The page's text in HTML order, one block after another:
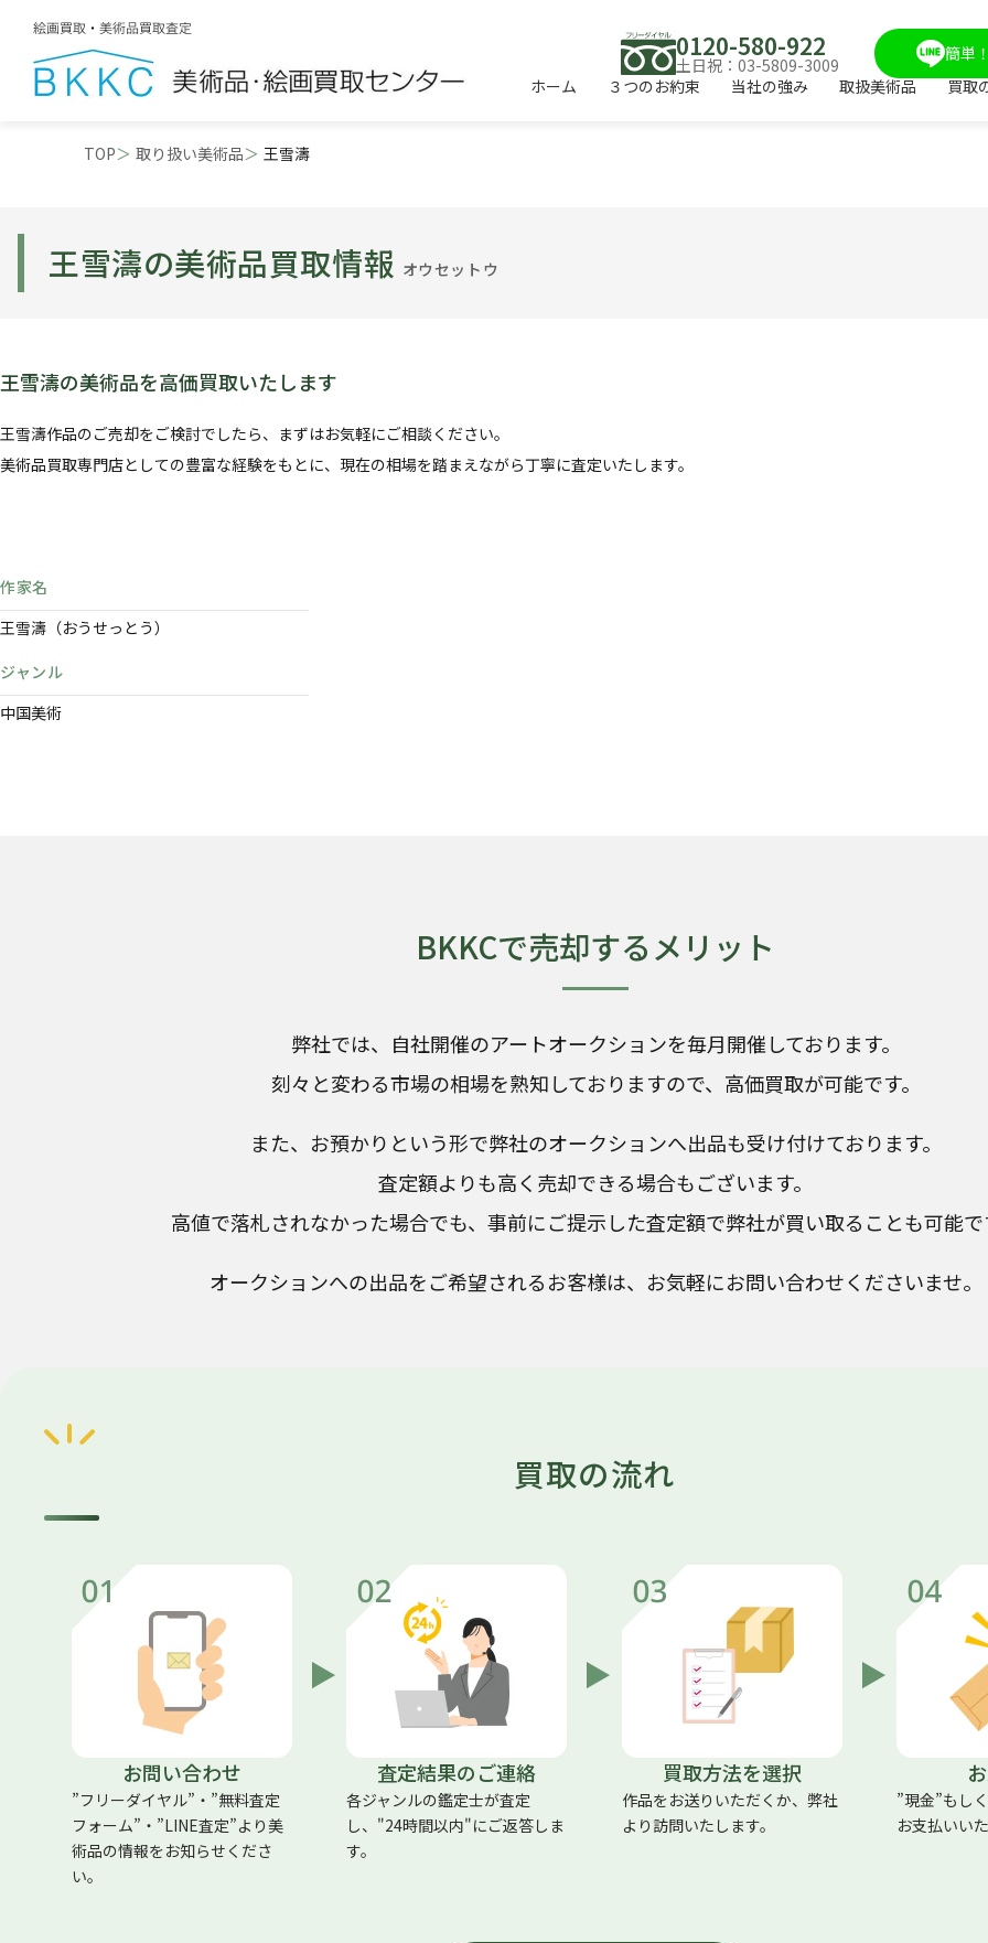
0120-580-922
土日祝：03-5809-3009
簡単
ホーム
３つのお約束 当社の強み 取扱美術品 買取
TOP 取り扱い美術品 王雪濤
王雪濤の美術品買取情報 オウセットウ
王雪濤の美術品を高価買取いたします
王雪濤作品のご売却をご検討でしたら、まずはお気軽にご相談ください。
美術品買取専門店としての豊富な経験をもとに、現在の相場を踏まえながら丁寧に査定いたします。
作家名
王雪濤（おうせっとう）
ジャンル
中国美術
BKKCで売却するメリット
弊社では、自社開催のアートオークションを毎月開催しております。
刻々と変わる市場の相場を熟知しておりますので、高価買取が可能です。
また、お預かりという形で弊社のオークションへ出品も受け付けております。
査定額よりも高く売却できる場合もございます。
高値で落札されなかった場合でも、事前にご提示した査定額で弊社が買い取ることも可能で
オークションへの出品をご希望されるお客様は、お気軽にお問い合わせくださいませ。
買取の流れ
お問い合わせ
”フリーダイヤル”・”無料査定
フォーム”・”LINE査定”より美
術品の情報をお知らせくださ
い。
査定結果のご連絡
各ジャンルの鑑定士が査定
し、"24時間以内"にご返答しま
す。
買取方法を選択
作品をお送りいただくか、弊社
より訪問いたします。
”現金”もし
お支払いい